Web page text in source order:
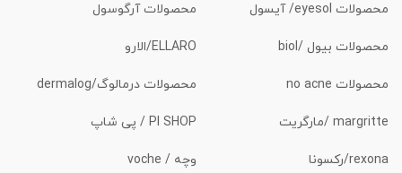
محصولات eyesol/ آیسول محصولات آرگوسول
محصولات بیول /biol ELLARO/الارو
محصولات no acne محصولات درمالوگ/dermalog
margritte /مارگریت PI SHOP / پی شاپ
rexona/رکسونا وچه / voche